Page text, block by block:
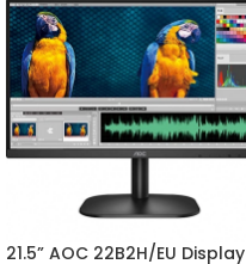
21.5” AOC 22B2H/EU Display